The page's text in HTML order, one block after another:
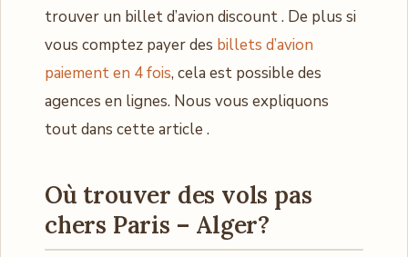
trouver un billet d’avion discount . De plus si
vous comptez payer des billets d’avion
paiement en 4 fois, cela est possible des
agences en lignes. Nous vous expliquons
tout dans cette article .
Où trouver des vols pas
chers Paris – Alger?